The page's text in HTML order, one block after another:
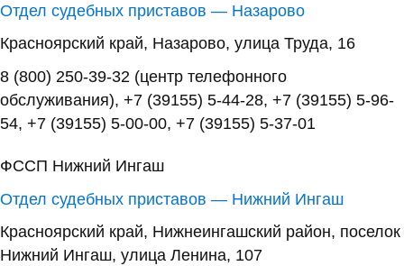
Отдел судебных приставов — Назарово
Красноярский край, Назарово, улица Труда, 16
8 (800) 250-39-32 (центр телефонного
обслуживания), +7 (39155) 5-44-28, +7 (39155) 5-96-
54, +7 (39155) 5-00-00, +7 (39155) 5-37-01
ФССП Нижний Ингаш
Отдел судебных приставов — Нижний Ингаш
Красноярский край, Нижнеингашский район, поселок
Нижний Ингаш, улица Ленина, 107